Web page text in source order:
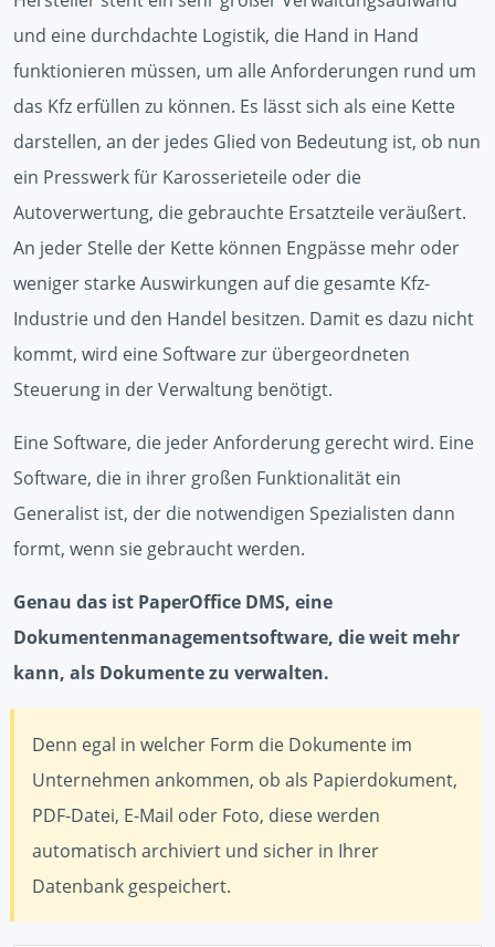
und eine durchdachte Logistik, die Hand in Hand
funktionieren müssen, um alle Anforderungen rund um
das Kfz erfüllen zu können. Es lässt sich als eine Kette
darstellen, an der jedes Glied von Bedeutung ist, ob nun
ein Presswerk für Karosserieteile oder die
Autoverwertung, die gebrauchte Ersatzteile veräußert.
An jeder Stelle der Kette können Engpässe mehr oder
weniger starke Auswirkungen auf die gesamte Kfz-
Industrie und den Handel besitzen. Damit es dazu nicht
kommt, wird eine Software zur übergeordneten
Steuerung in der Verwaltung benötigt.
Eine Software, die jeder Anforderung gerecht wird. Eine
Software, die in ihrer großen Funktionalität ein
Generalist ist, der die notwendigen Spezialisten dann
formt, wenn sie gebraucht werden.
Genau das ist PaperOffice DMS, eine
Dokumentenmanagementsoftware, die weit mehr
kann, als Dokumente zu verwalten.
Denn egal in welcher Form die Dokumente im
Unternehmen ankommen, ob als Papierdokument,
PDF-Datei, E-Mail oder Foto, diese werden
automatisch archiviert und sicher in Ihrer
Datenbank gespeichert.